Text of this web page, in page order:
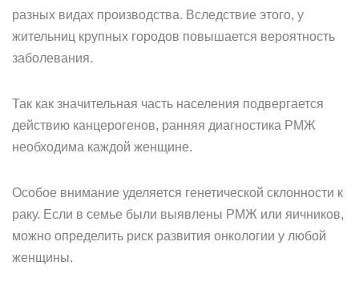
разных видах производства. Вследствие этого, у
жительниц крупных городов повышается вероятность
заболевания.
Так как значительная часть населения подвергается
действию канцерогенов, ранняя диагностика РМЖ
необходима каждой женщине.
Особое внимание уделяется генетической склонности к
раку. Если в семье были выявлены РМЖ или яичников,
можно определить риск развития онкологии у любой
женщины.